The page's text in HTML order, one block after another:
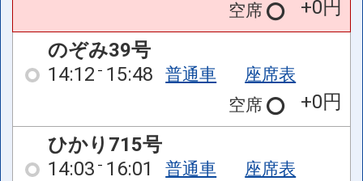
空席
+0円
のぞみ39号
14:12 15:48 普通車
座席表
空席
+0円
ひかり715号
14:03 16:01 普通車
座席表